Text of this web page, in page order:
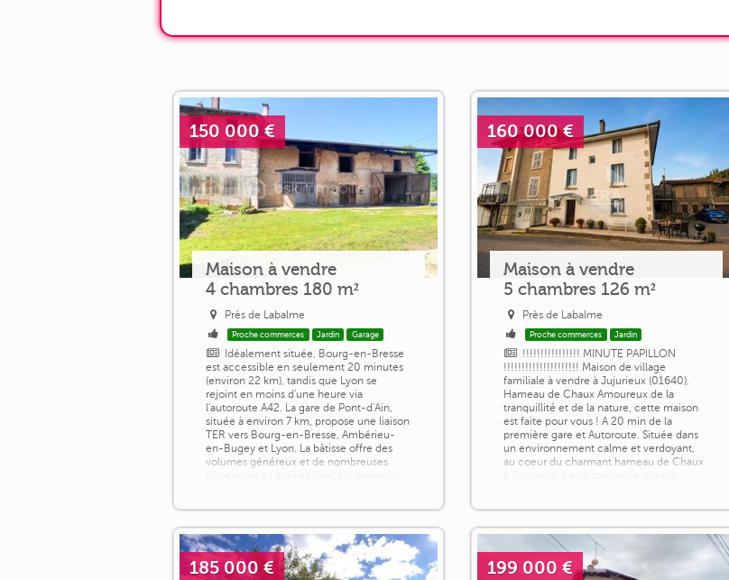
150 000 €
Maison à vendre
4 chambres 180 m²
Près de Labalme
Proche commerces Jardin Garage
Idéalement située, Bourg-en-Bresse
est accessible en seulement 20 minutes
(environ 22 km), tandis que Lyon se
rejoint en moins d'une heure via
l'autoroute A42. La gare de Pont-d'Ain,
située à environ 7 km, propose une liaison
TER vers Bourg-en-Bresse, Ambérieu-
en-Bugey et Lyon. La bâtisse offre des
volumes généreux et de nombreuses
160 000 €
Maison à vendre
5 chambres 126 m²
Près de Labalme
Proche commerces Jardin
!!!!!!!!!!!!!!!! MINUTE PAPILLON
!!!!!!!!!!!!!!!!!!!!! Maison de village
familiale à vendre à Jujurieux (01640),
Hameau de Chaux Amoureux de la
tranquillité et de la nature, cette maison
est faite pour vous ! A 20 min de la
première gare et Autoroute. Située dans
un environnement calme et verdoyant,
au coeur du charmant hameau de Chaux
185 000 € 199 000 €